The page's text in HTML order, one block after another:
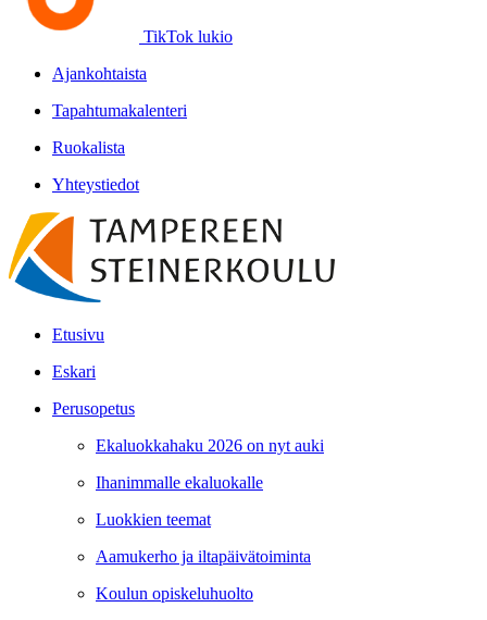
TikTok lukio
Ajankohtaista
Tapahtumakalenteri
Ruokalista
Yhteystiedot
Etusivu
Eskari
Perusopetus
Ekaluokkahaku 2026 on nyt auki
Ihanimmalle ekaluokalle
Luokkien teemat
Aamukerho ja iltapäivätoiminta
Koulun opiskeluhuolto